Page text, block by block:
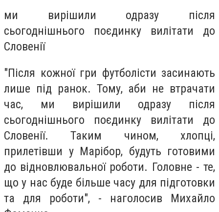
ми вирішили одразу після
сьогоднішнього поєдинку вилітати до
Словенії
"Після кожної гри футболісти засинають
лише під ранок. Тому, аби не втрачати
час, ми вирішили одразу після
сьогоднішнього поєдинку вилітати до
Словенії. Таким чином, хлопці,
прилетівши у Марібор, будуть готовими
до відновлювальної роботи. Головне - те,
що у нас буде більше часу для підготовки
та для роботи", - наголосив Михайло